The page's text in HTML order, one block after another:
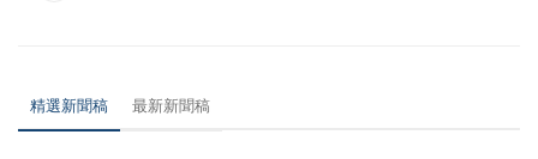
精選新聞稿 最新新聞稿